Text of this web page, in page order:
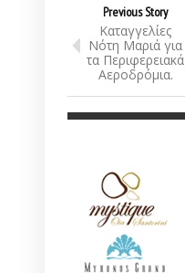
Previous Story
Καταγγελίες
Νότη Μαριά για
τα Περιφερειακά
Αεροδρόμια.